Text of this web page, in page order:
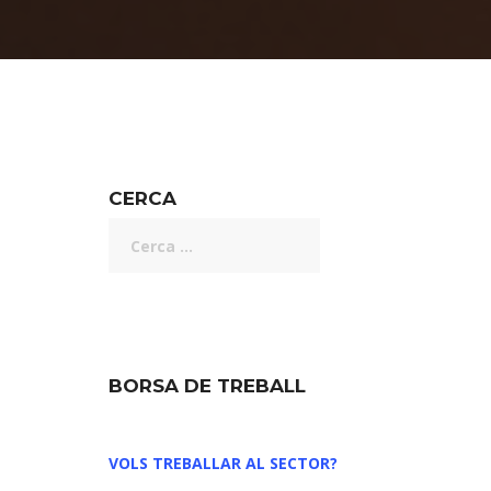
CERCA
BORSA DE TREBALL
VOLS TREBALLAR AL SECTOR?